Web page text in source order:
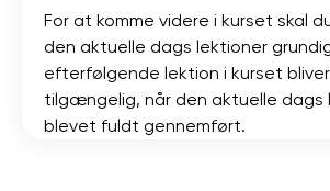
For at komme videre i kurset skal
den aktuelle dags lektioner
efterfølgende lektion i kurset
tilgængelig, når den aktuelle dags
blevet fuldt gennemført.